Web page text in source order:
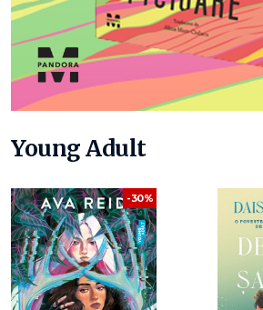
Young Adult
-30%